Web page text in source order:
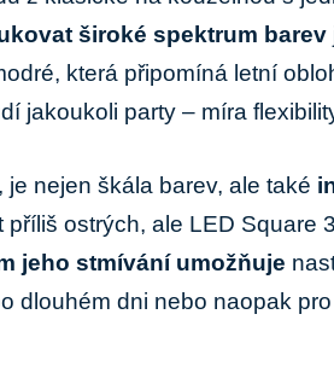
široké spektrum​ barev
která připomíná​ letní
jakoukoli party –​ míra
nejen škála barev, ale také
ostrých, ale‌ LED⁤ Square
jeho⁣ stmívání umožňuje
dlouhém dni nebo naopak